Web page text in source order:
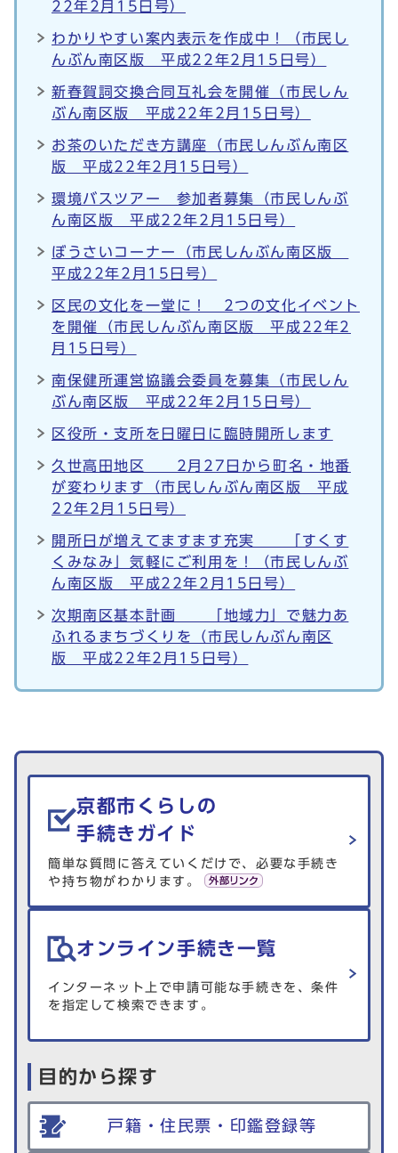
22年2月15日号）
わかりやすい案内表示を作成中！（市民し
んぶん南区版 平成22年2月15日号）
新春賀詞交換合同互礼会を開催（市民しん
ぶん南区版 平成22年2月15日号）
お茶のいただき方講座（市民しんぶん南区
版 平成22年2月15日号）
環境バスツアー 参加者募集（市民しんぶ
ん南区版 平成22年2月15日号）
ぼうさいコーナー（市民しんぶん南区版
平成22年2月15日号）
区民の文化を一堂に！ 2つの文化イベント
を開催（市民しんぶん南区版 平成22年2
月15日号）
南保健所運営協議会委員を募集（市民しん
ぶん南区版 平成22年2月15日号）
区役所・支所を日曜日に臨時開所します
久世高田地区 2月27日から町名・地番
が変わります（市民しんぶん南区版 平成
22年2月15日号）
開所日が増えてますます充実 「すくす
くみなみ」気軽にご利用を！（市民しんぶ
ん南区版 平成22年2月15日号）
次期南区基本計画 「地域力」で魅力あ
ふれるまちづくりを（市民しんぶん南区
版 平成22年2月15日号）
生活情報を探す
京都市くらしの
手続きガイド
簡単な質問に答えていくだけで、必要な手続き
や持ち物がわかります。
オンライン手続き一覧
インターネット上で申請可能な手続きを、条件
を指定して検索できます。
目的から探す
戸籍・住民票・印鑑登録等